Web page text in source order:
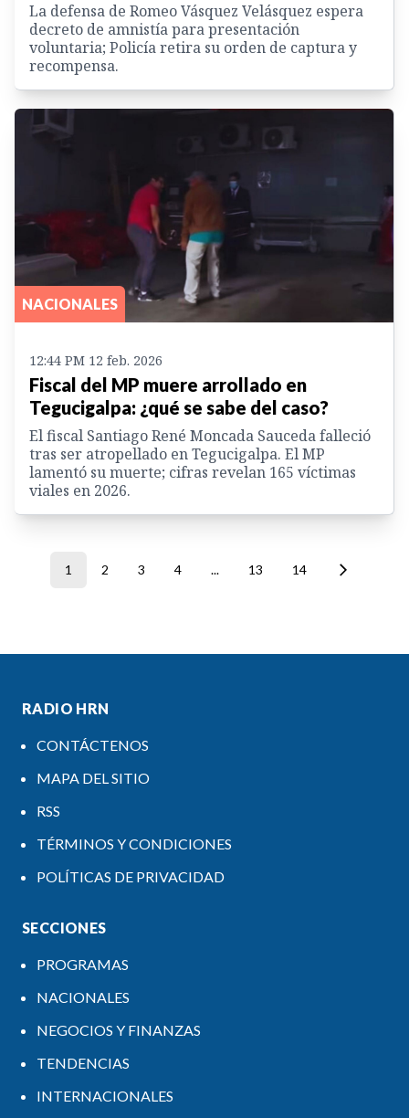
La defensa de Romeo Vásquez Velásquez espera
decreto de amnistía para presentación
voluntaria; Policía retira su orden de captura y
recompensa.
NACIONALES
12:44 PM 12 feb. 2026
Fiscal del MP muere arrollado en
Tegucigalpa: ¿qué se sabe del caso?
El fiscal Santiago René Moncada Sauceda falleció
tras ser atropellado en Tegucigalpa. El MP
lamentó su muerte; cifras revelan 165 víctimas
viales en 2026.
1 2 3 4 ... 13 14
RADIO HRN
CONTÁCTENOS
MAPA DEL SITIO
RSS
TÉRMINOS Y CONDICIONES
POLÍTICAS DE PRIVACIDAD
SECCIONES
PROGRAMAS
NACIONALES
NEGOCIOS Y FINANZAS
TENDENCIAS
INTERNACIONALES